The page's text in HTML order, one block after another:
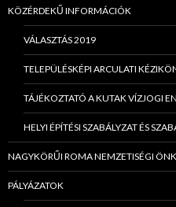
KÖZÉRDEKŰ INFORMÁCIÓK
VÁLASZTÁS 2019
TELEPÜLÉSKÉPI ARCULATI
TÁJÉKOZTATÓ A KUTAK VÍZJOGI
HELYI ÉPÍTÉSI SZABÁLYZAT ÉS
NAGYKÖRŰI ROMA NEMZETISÉGI
PÁLYÁZATOK